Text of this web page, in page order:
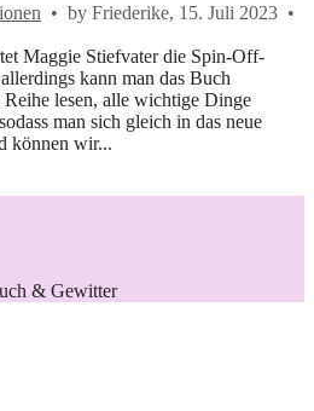
• by Friederike, 15. Juli 2023 •
Maggie Stiefvater die Spin-Off-
kann man das Buch
lesen, alle wichtige Dinge
man sich gleich in das neue
können wir...
& Gewitter